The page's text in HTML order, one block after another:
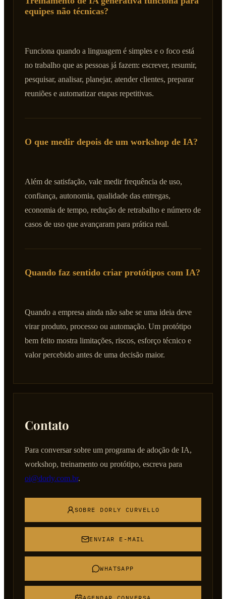
equipes não técnicas?
Funciona quando a linguagem é simples e o foco está
no trabalho que as pessoas já fazem: escrever, resumir,
pesquisar, analisar, planejar, atender clientes, preparar
reuniões e automatizar etapas repetitivas.
O que medir depois de um workshop de IA?
Além de satisfação, vale medir frequência de uso,
confiança, autonomia, qualidade das entregas,
economia de tempo, redução de retrabalho e número de
casos de uso que avançaram para prática real.
Quando faz sentido criar protótipos com IA?
Quando a empresa ainda não sabe se uma ideia deve
virar produto, processo ou automação. Um protótipo
bem feito mostra limitações, riscos, esforço técnico e
valor percebido antes de uma decisão maior.
Contato
Para conversar sobre um programa de adoção de IA,
workshop, treinamento ou protótipo, escreva para
oi@dorly.com.br.
SOBRE DORLY CURVELLO
ENVIAR E-MAIL
WHATSAPP